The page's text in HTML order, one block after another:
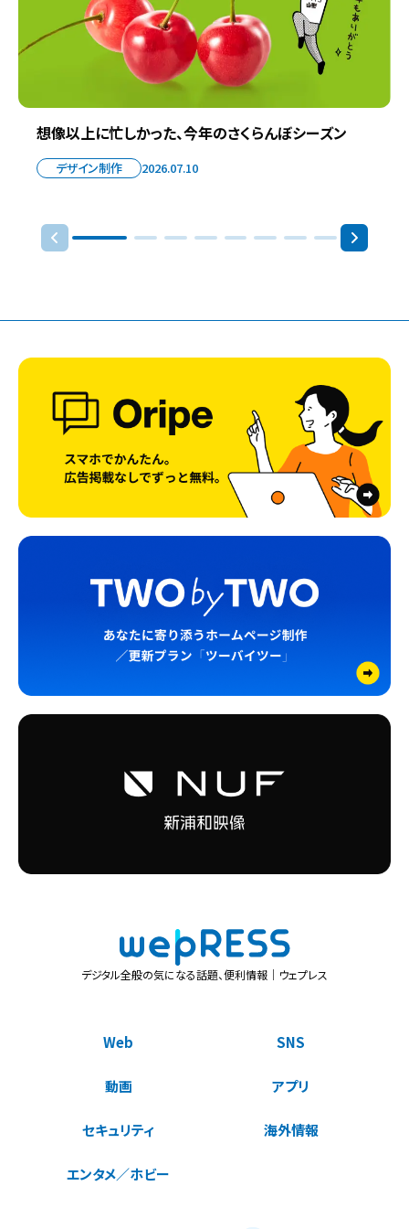
想像以上に忙しかった、今年のさくらんぼシーズン
デザイン制作 2026.07.10
デジタル全般の気になる話題、便利情報｜ウェプレス
Web SNS
動画 アプリ
セキュリティ 海外情報
エンタメ／ホビー